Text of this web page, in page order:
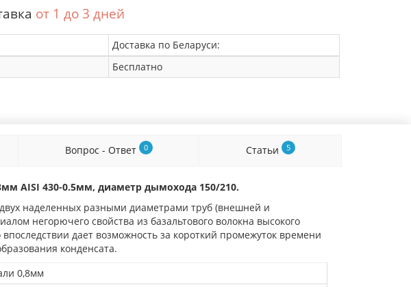
от 1 до 3 дней
Доставка по Беларуси:
Бесплатно
Вопрос - Ответ 0 Статьи 5
AISI 430-0.5мм, диаметр дымохода 150/210.
наделенных разными диаметрами труб (внешней и
негорючего свойства из базальтового волокна высокого
дает возможность за короткий промежуток времени
конденсата.
0,8мм